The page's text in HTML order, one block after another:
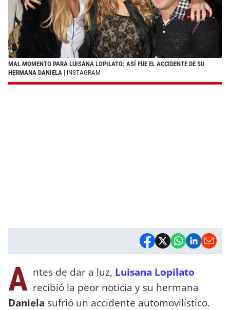
MAL MOMENTO PARA LUISANA LOPILATO: ASÍ FUE EL ACCIDENTE DE SU
HERMANA DANIELA | INSTAGRAM
A ntes de dar a luz, Luisana Lopilato
recibió la peor noticia y su hermana
Daniela sufrió un accidente automovilístico.